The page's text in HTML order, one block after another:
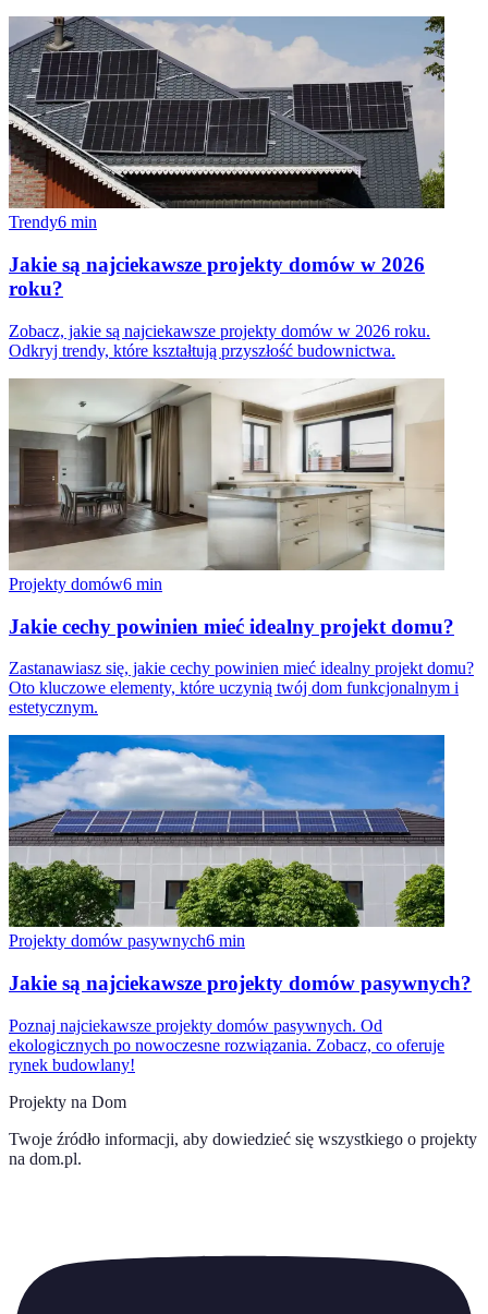
Trendy6 min
Jakie są najciekawsze projekty domów w 2026
roku?
Zobacz, jakie są najciekawsze projekty domów w 2026 roku.
Odkryj trendy, które kształtują przyszłość budownictwa.
Projekty domów6 min
Jakie cechy powinien mieć idealny projekt domu?
Zastanawiasz się, jakie cechy powinien mieć idealny projekt domu?
Oto kluczowe elementy, które uczynią twój dom funkcjonalnym i
estetycznym.
Projekty domów pasywnych6 min
Jakie są najciekawsze projekty domów pasywnych?
Poznaj najciekawsze projekty domów pasywnych. Od
ekologicznych po nowoczesne rozwiązania. Zobacz, co oferuje
rynek budowlany!
Projekty na Dom
Twoje źródło informacji, aby dowiedzieć się wszystkiego o projekty
na dom.pl.